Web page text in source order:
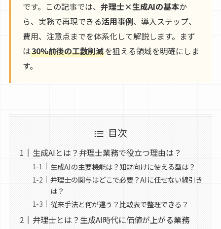
です。この記事では、 弁理士×生成AIの基本か
ら、実務で再現できる活用事例、導入ステップ、
費用、注意点までを体系化して解説します。まず
は30%前後の工数削減を狙える領域を明確にしま
す。
目次
生成AIとは？弁理士業務で役立つ理由は？
生成AIの主要機能は？知財向けに使える型は？
弁理士の関与はどこで必要？AIに任せない線引き
は？
従来手法と何が違う？比較表で整理できる？
弁理士とは？生成AI時代に価値が上がる業務